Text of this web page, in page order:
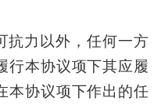
抗力以外，任何一方
行本协议项下其应履
本协议项下作出的任